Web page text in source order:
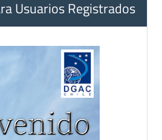
Usuarios Registrados